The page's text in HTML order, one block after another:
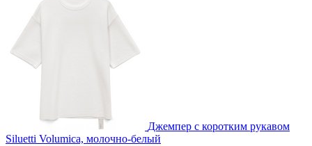
Джемпер с коротким рукавом
Siluetti Volumica, молочно-белый